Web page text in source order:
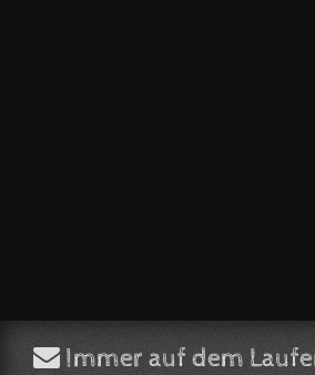
Immer auf dem